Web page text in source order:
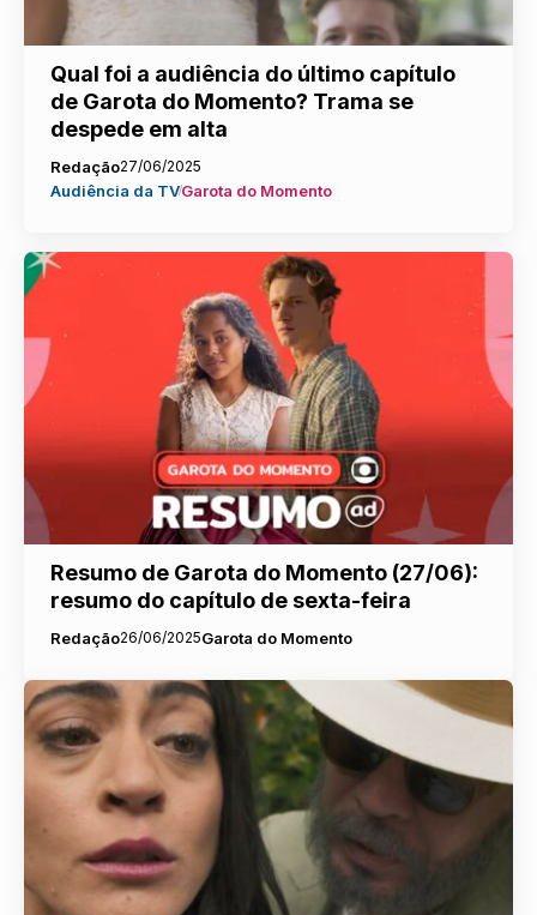
Qual foi a audiência do último capítulo
de Garota do Momento? Trama se
despede em alta
Redação27/06/2025
Audiência da TVGarota do Momento
Resumo de Garota do Momento (27/06):
resumo do capítulo de sexta-feira
Redação26/06/2025Garota do Momento